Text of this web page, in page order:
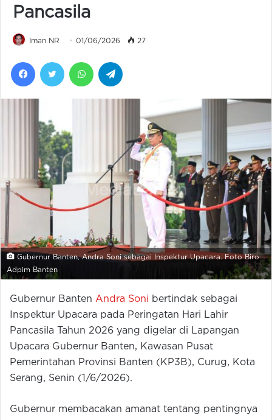
Pancasila
Iman NR 01/06/2026 27
FacebookTwitter WhatsApp
Gubernur Banten, Andra Soni sebagai Inspektur Upacara. Foto Biro
Adpim Banten
Gubernur Banten Andra Soni bertindak sebagai
Inspektur Upacara pada Peringatan Hari Lahir
Pancasila Tahun 2026 yang digelar di Lapangan
Upacara Gubernur Banten, Kawasan Pusat
Pemerintahan Provinsi Banten (KP3B), Curug, Kota
Serang, Senin (1/6/2026).
Gubernur membacakan amanat tentang pentingnya